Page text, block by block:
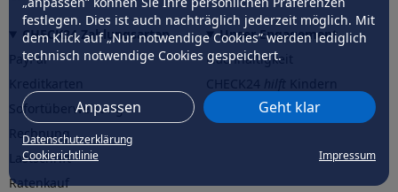
festlegen. Dies ist auch nachträglich jederzeit möglich. Mit
dem Klick auf „Nur notwendige Cookies” werden lediglich
technisch notwendige Cookies gespeichert.
Anpassen Geht klar
Datenschutzerklärung
Cookierichtlinie
Impressum
CHECK24 Zahlungsarten
PayPal
Sofortüberweisung
Rechnung
Lastschrift
Ratenkauf
Unser Engagement
Nachhaltigkeit
CHECK24hilftder Natur